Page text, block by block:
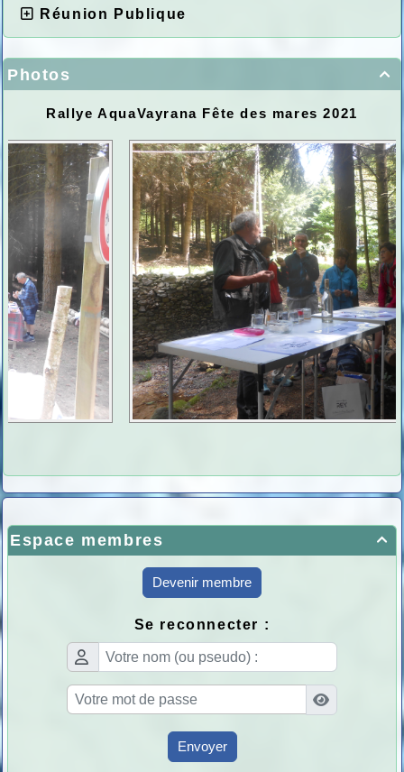
Réunion Publique

Photos
Rallye AquaVayrana Fête des mares 2021

Espace membres
Devenir membre
Se reconnecter :
Envoyer